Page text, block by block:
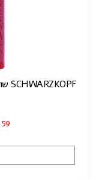
SCHWARZKOPF שוורצקופף אוסיס תריל קרם סיבים | 100 מ"ל
59